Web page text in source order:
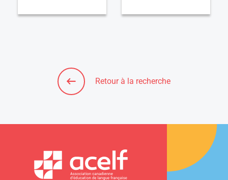
Retour à la recherche